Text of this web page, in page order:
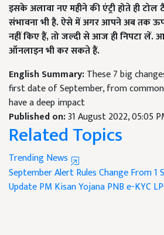
इसके अलावा नए महीने की एंट्री होते ही टोल
संभावना भी है. ऐसे में अगर आपने अब तक
नहीं किए हैं, तो जल्दी से आज ही निपटा लें.
ऑनलाइन भी कर सकते हैं.
English Summary:These 7 big
first date of September, from
have a deep impact
Published on:31 August 2022, 05:05
Related Topics
Trending News
September AlertRules Change From 1
UpdatePM Kisan YojanaPNBe-KYC